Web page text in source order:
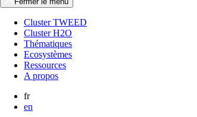
Cluster TWEED
Cluster H2O
Thématiques
Ecosystèmes
Ressources
A propos
fr
en